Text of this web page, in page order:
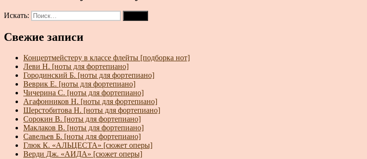
Искать:
Свежие записи
Концертмейстеру в классе флейты [подборка нот]
Леви Н. [ноты для фортепиано]
Городинский Б. [ноты для фортепиано]
Веврик Е. [ноты для фортепиано]
Чичерина С. [ноты для фортепиано]
Агафонников Н. [ноты для фортепиано]
Шерстобитова Н. [ноты для фортепиано]
Сорокин В. [ноты для фортепиано]
Маклаков В. [ноты для фортепиано]
Савельев Б. [ноты для фортепиано]
Глюк К. «АЛЬЦЕСТА» [сюжет оперы]
Верди Дж. «АИДА» [сюжет оперы]